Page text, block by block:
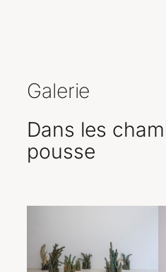
Galerie
Dans les
pousse